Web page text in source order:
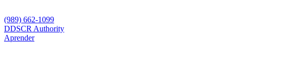
(989) 662-1099
DDSCR Authority
Aprender